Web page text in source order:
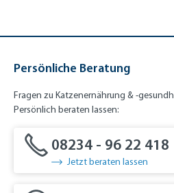
Persönliche Beratung
Fragen zu Katzenernährung & -
Persönlich beraten lassen:
08234 - 96 22 418
Jetzt beraten lassen